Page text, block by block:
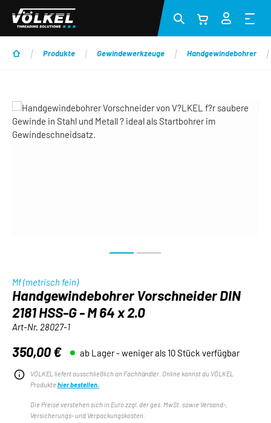
Zum Hauptinhalt springen
Produkte Gewindewerkzeuge Handgewindebohrer
Bildergalerie überspringen
Mf (metrisch fein)
Handgewindebohrer Vorschneider DIN
2181 HSS-G - M 64 x 2.0
Art-Nr. 28027-1
Regulärer Preis:
350,00 € ab Lager - weniger als 10 Stück verfügbar
VÖLKEL liefert ausschließlich an Fachhändler. Online kannst du VÖLKEL
Produkte hier bestellen.
Die Preise verstehen sich in Euro zzgl. der ges. MwSt. sowie Versand-,
Versicherungs- und Verpackungskosten.